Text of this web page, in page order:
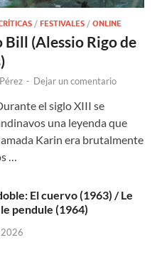
/ FESTIVALES / ONLINE
Bill (Alessio Rigo de
- Dejar un comentario
el siglo XIII se
una leyenda que
Karin era brutalmente
…
El cuervo (1963) / Le
pendule (1964)
2026